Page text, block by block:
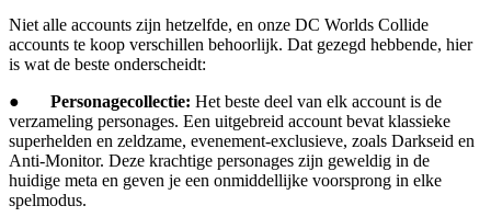
Niet alle accounts zijn hetzelfde, en onze DC Worlds Collide
accounts te koop verschillen behoorlijk. Dat gezegd hebbende, hier
is wat de beste onderscheidt:
● Personagecollectie: Het beste deel van elk account is de
verzameling personages. Een uitgebreid account bevat klassieke
superhelden en zeldzame, evenement-exclusieve, zoals Darkseid en
Anti-Monitor. Deze krachtige personages zijn geweldig in de
huidige meta en geven je een onmiddellijke voorsprong in elke
spelmodus.